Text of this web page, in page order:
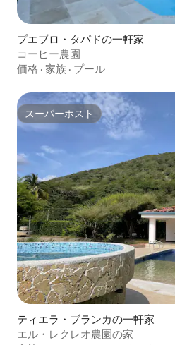
プエブロ・タパドの一軒家
コーヒー農園
価格 · 家族 · プール
スーパーホスト
スーパーホスト
ティエラ・ブランカの一軒家
エル・レクレオ農園の家